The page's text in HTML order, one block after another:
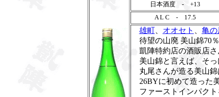
日本酒度 - +13
A L C - 17.5
雄町、 オオセト
亀の
待望の山廃 美山錦70
凱陣特約店の酒販店さ
美山錦と言えば、そっ
丸尾さんが造る美山錦
26BYに初めて造った
ファーストインパクト